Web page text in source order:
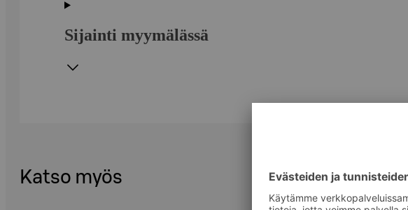
Sijainti myymälässä
Katso myös